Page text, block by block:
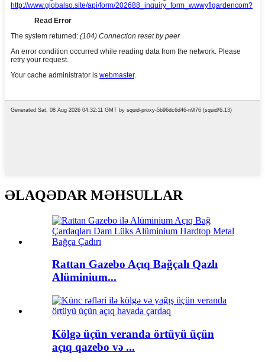
ƏLAQƏDAR MƏHSULLAR
Rattan Gazebo Açıq Bağçalı Qazlı
Alüminium...
Kölgə üçün veranda örtüyü üçün
açıq qazebo və ...